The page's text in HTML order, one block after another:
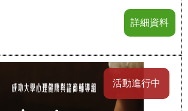
詳細資料
活動進行中